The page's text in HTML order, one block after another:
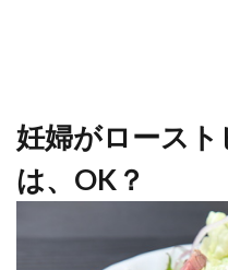
妊婦がロース
は、OK？